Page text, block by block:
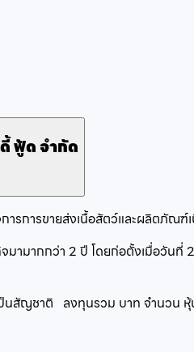
ฟู้ด จำกัด
ารการขายส่งเนื้อสัตว์และผลิตภัณฑ์
มามากกว่า 2 ปี โดยก่อตั้งเมื่อวันที่
นสัญชาติ ลงทุนรวม บาท จำนวน